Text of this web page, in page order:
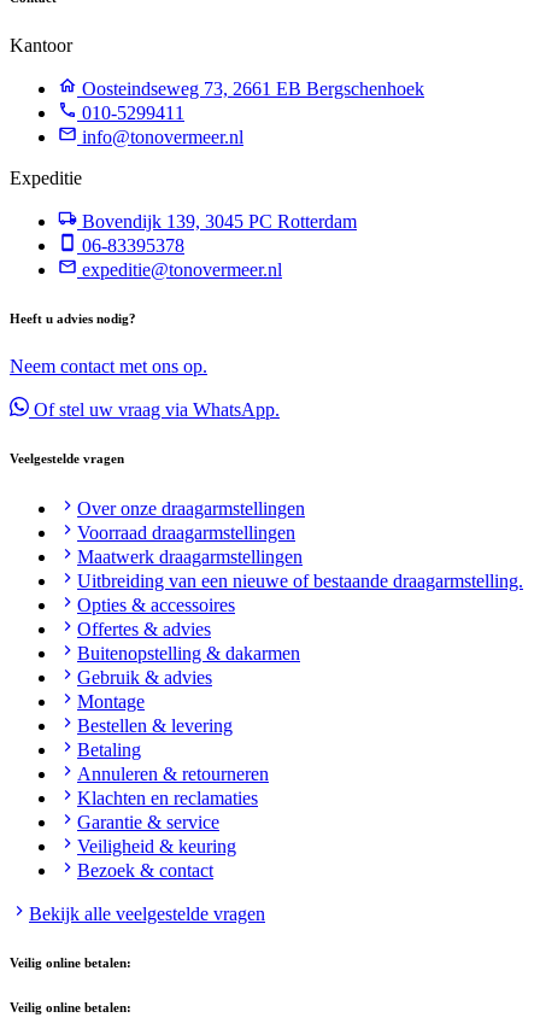
Kantoor
Oosteindseweg 73, 2661 EB Bergschenhoek
010-5299411
info@tonovermeer.nl
Expeditie
Bovendijk 139, 3045 PC Rotterdam
06-83395378
expeditie@tonovermeer.nl
Heeft u advies nodig?
Neem contact met ons op.
Of stel uw vraag via WhatsApp.
Veelgestelde vragen
Over onze draagarmstellingen
Voorraad draagarmstellingen
Maatwerk draagarmstellingen
Uitbreiding van een nieuwe of bestaande draagarmstelling.
Opties & accessoires
Offertes & advies
Buitenopstelling & dakarmen
Gebruik & advies
Montage
Bestellen & levering
Betaling
Annuleren & retourneren
Klachten en reclamaties
Garantie & service
Veiligheid & keuring
Bezoek & contact
Bekijk alle veelgestelde vragen
Veilig online betalen:
Veilig online betalen: